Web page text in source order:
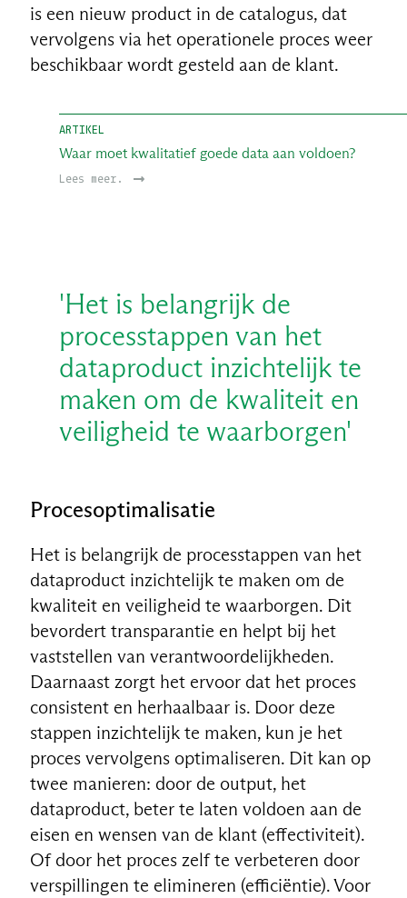
is een nieuw product in de catalogus, dat
vervolgens via het operationele proces weer
beschikbaar wordt gesteld aan de klant.
ARTIKEL
Waar moet kwalitatief goede data aan voldoen?
Lees meer.
'Het is belangrijk de
processtappen van het
dataproduct inzichtelijk te
maken om de kwaliteit en
veiligheid te waarborgen'
Procesoptimalisatie
Het is belangrijk de processtappen van het
dataproduct inzichtelijk te maken om de
kwaliteit en veiligheid te waarborgen. Dit
bevordert transparantie en helpt bij het
vaststellen van verantwoordelijkheden.
Daarnaast zorgt het ervoor dat het proces
consistent en herhaalbaar is. Door deze
stappen inzichtelijk te maken, kun je het
proces vervolgens optimaliseren. Dit kan op
twee manieren: door de output, het
dataproduct, beter te laten voldoen aan de
eisen en wensen van de klant (effectiviteit).
Of door het proces zelf te verbeteren door
verspillingen te elimineren (efficiëntie). Voor